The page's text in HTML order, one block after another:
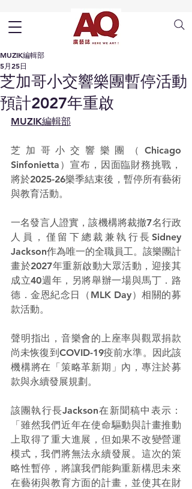
芝加哥小交響樂團暫停活動
預計2027年重啟
MUZIK編輯部
5月25日
MUZIK編輯部
芝加哥小交響樂團（Chicago
Sinfonietta）宣布，因面臨財務挑戰，
將於2025-26樂季結束後，暫停所有藝術
與教育活動。
一名發言人證實，該機構將裁撤7名行政
人員，僅留下總裁兼執行長Sidney
Jackson作為唯一的全職員工。該樂團計
畫於2027年重新啟動大眾活動，迎接其
成立40週年，另將舉辦一場與馬丁．路
德．金恩紀念日（MLK Day）相關的募
款活動。
聲明指出，音樂會的上座率與觀眾捐款
尚未恢復到COVID-19疫前水準。因此該
機構將在「策略革新期」內，專注於募
款與永續發展規劃。
該團執行長Jackson在新聞稿中表示：
「雖然我們近年在使命驅動與計畫推動
上取得了重大進展，但如果不改變營運
模式，我們將無法永續發展。這次的策
略性暫停，將讓我們能夠重新構思未來
在藝術與教育方面的計畫，並使其在財